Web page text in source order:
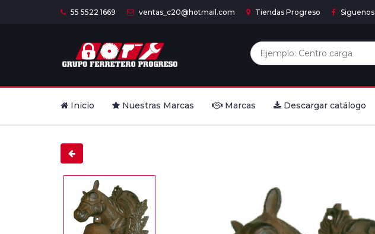
55 5522 1669 ventas_c20@hotmail.com Tiendas Progreso Siguenos
Inicio Nuestras Marcas Marcas Descargar catálogo